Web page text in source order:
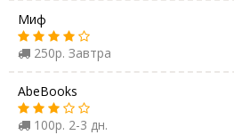
Миф
250р. Завтра
AbeBooks
100р. 2-3 дн.